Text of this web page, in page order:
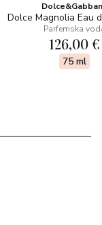
Dolce Magnolia Eau
Parfemska
126,00 €
75 ml